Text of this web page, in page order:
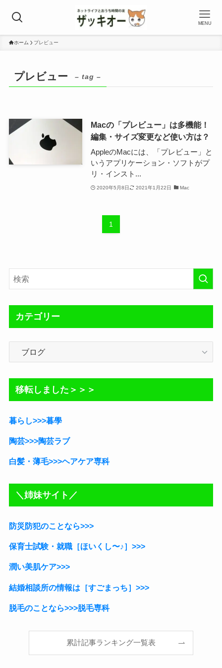
MENU
ホーム プレビュー
プレビュー – tag –
Macの「プレビュー」は多機能！
編集・サイズ変更など使い方は？
AppleのMacには、「プレビュー」と
いうアプリケーション・ソフトがプ
リ・インスト...
2020年5月8日 2021年1月22日 Mac
1
カテゴリー
リ
移転しました＞＞＞
暮らし>>>暮學
陶芸>>>陶芸ラブ
白髪・薄毛>>>ヘアケア専科
＼姉妹サイト／
防災防犯のことなら>>>
保育士試験・就職［ほいくし〜♪］ >>>
潤い美肌ケア>>>
結婚相談所の情報は［すごまっち］>>>
脱毛のことなら>>>脱毛専科
累計記事ランキング一覧表